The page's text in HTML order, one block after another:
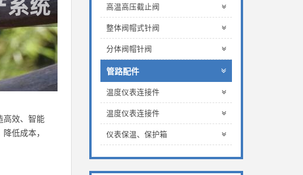
高效、智能
低成本，
高温高压截止阀
整体阀帽式针阀
分体阀帽针阀
管路配件
温度仪表连接件
温度仪表连接件
仪表保温、保护箱